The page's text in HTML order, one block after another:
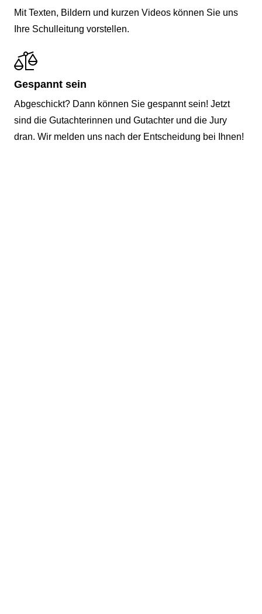
Mit Texten, Bildern und kurzen Videos können Sie uns
Ihre Schulleitung vorstellen.
Gespannt sein
Abgeschickt? Dann können Sie gespannt sein! Jetzt
sind die Gutachterinnen und Gutachter und die Jury
dran. Wir melden uns nach der Entscheidung bei Ihnen!